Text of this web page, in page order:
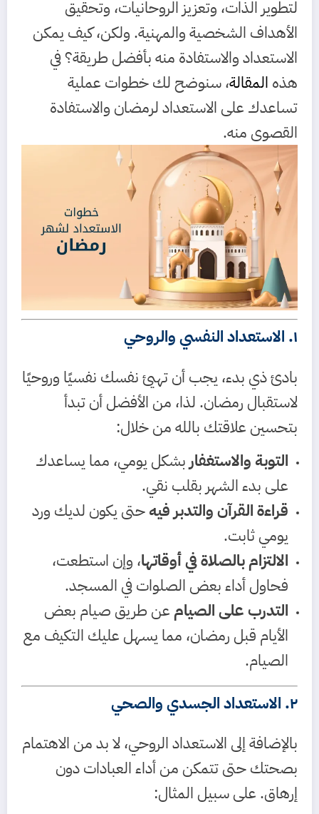
لتطوير الذات، وتعزيز الروحانيات، وتحقيق
الأهداف الشخصية والمهنية. ولكن، كيف يمكن
الاستعداد والاستفادة منه بأفضل طريقة؟ في
هذه المقالة، سنوضح لك خطوات عملية
تساعدك على الاستعداد لرمضان والاستفادة
القصوى منه.
١. الاستعداد النفسي والروحي
بادئ ذي بدء، يجب أن تهيئ نفسك نفسيًا وروحيًا
لاستقبال رمضان. لذا، من الأفضل أن تبدأ
بتحسين علاقتك بالله من خلال:
التوبة والاستغفار بشكل يومي، مما يساعدك
على بدء الشهر بقلب نقي.
قراءة القرآن والتدبر فيهحتى يكون لديك ورد
يومي ثابت.
الالتزام بالصلاة في أوقاتها، وإن استطعت،
فحاول أداء بعض الصلوات في المسجد.
التدرب على الصيام عن طريق صيام بعض
الأيام قبل رمضان، مما يسهل عليك التكيف مع
الصيام.
٢. الاستعداد الجسدي والصحي
بالإضافة إلى الاستعداد الروحي، لا بد من الاهتمام
بصحتك حتى تتمكن من أداء العبادات دون
إرهاق. على سبيل المثال: